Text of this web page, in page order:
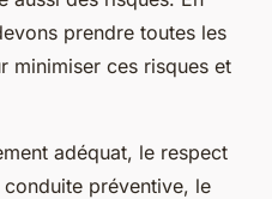
prendre toutes les
minimiser ces risques et
adéquat, le respect
conduite préventive, le